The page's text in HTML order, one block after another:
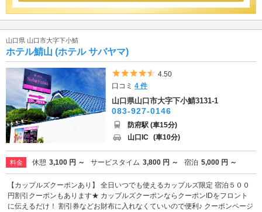
山口県 山口市大字下小鯖
ホテル鯖山 (ホテル サバヤマ)
5つ星のうち4.5
4.50
口コミ4 件
山口県山口市大字下小鯖3131-1
083-927-0146
防府駅 (車15分)
山口IC (車10分)
料金 休憩 3,100 円 ～ サービスタイム 3,800 円 ～ 宿泊 5,000 円 ～
【カップルズクーポンあり】 全日いつでも使えるカップルズ限定 宿泊５００
円割引クーポンもあります★ カップルズクーポンならクーポンIDをフロント
に伝えるだけ！ 割引券などお財布に入れなくていいので便利♪ クーポンページ